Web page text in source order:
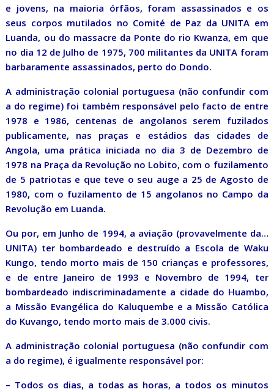
e jovens, na maioria órfãos, foram assassinados e os
seus corpos mutilados no Comité de Paz da UNITA em
Luanda, ou do massacre da Ponte do rio Kwanza, em que
no dia 12 de Julho de 1975, 700 militantes da UNITA foram
barbaramente assassinados, perto do Dondo.
A administração colonial portuguesa (não confundir com
a do regime) foi também responsável pelo facto de entre
1978 e 1986, centenas de angolanos serem fuzilados
publicamente, nas praças e estádios das cidades de
Angola, uma prática iniciada no dia 3 de Dezembro de
1978 na Praça da Revolução no Lobito, com o fuzilamento
de 5 patriotas e que teve o seu auge a 25 de Agosto de
1980, com o fuzilamento de 15 angolanos no Campo da
Revolução em Luanda.
Ou por, em Junho de 1994, a aviação (provavelmente da…
UNITA) ter bombardeado e destruído a Escola de Waku
Kungo, tendo morto mais de 150 crianças e professores,
e de entre Janeiro de 1993 e Novembro de 1994, ter
bombardeado indiscriminadamente a cidade do Huambo,
a Missão Evangélica do Kaluquembe e a Missão Católica
do Kuvango, tendo morto mais de 3.000 civis.
A administração colonial portuguesa (não confundir com
a do regime), é igualmente responsável por:
– Todos os dias, a todas as horas, a todos os minutos